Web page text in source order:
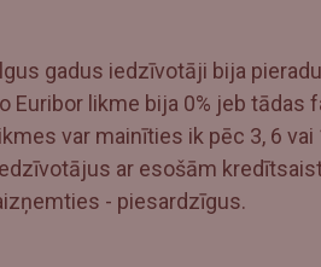
gadus iedzīvotāji bija
Euribor likme bija 0% jeb tādas
var mainīties ik pēc 3, 6
ar esošām
- piesardzīgus.